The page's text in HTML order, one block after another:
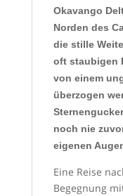
Okavango
Norden des
die stille
oft staubigen
von einem
überzogen
noch nie
eigenen
Eine Reise
Begegnung